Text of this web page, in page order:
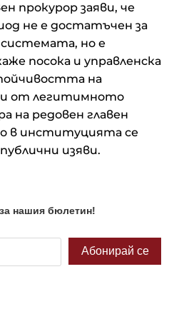
прокурор заяви, че
не е достатъчен за
но е
посока и управленска
на
от легитимното
на редовен главен
в институцията се
изяви.